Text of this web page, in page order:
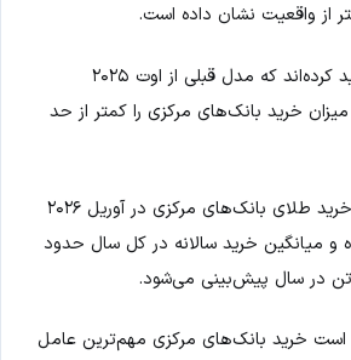
از واقعیت نشان داده است.
تحلیلگران گلدمن تأکید کرده‌اند که مدل قبلی از اوت ۲۰۲۵
خرید بانک‌های مرکزی را کمتر از حد
براساس برآورد جدید، خرید طلای بانک‌های مرکزی در آوریل ۲۰۲۶
تن رسیده و میانگین خرید سالانه در کل سال حدود
خرید بانک‌های مرکزی مهم‌ترین عامل